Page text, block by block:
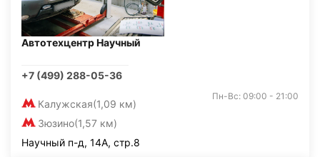
Автотехцентр Научный
+7 (499) 288-05-36
Калужская(1,09 км)
Зюзино(1,57 км)
Пн-Вс: 09:00 - 21:00
Научный п-д, 14А, стр.8